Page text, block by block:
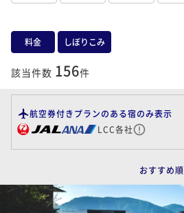
料金 しぼりこみ
該当件数 156件
航空券付きプランのある宿のみ表示
LCC各社
おすすめ順